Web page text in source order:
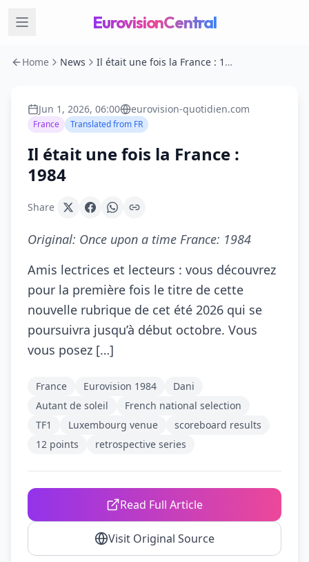
EurovisionCentral
Home News Il était une fois la France : 1984
Jun 1, 2026, 06:00 eurovision-quotidien.com
France Translated from FR
Il était une fois la France :
1984
Share
Original: Once upon a time France: 1984
Amis lectrices et lecteurs : vous découvrez
pour la première fois le titre de cette
nouvelle rubrique de cet été 2026 qui se
poursuivra jusqu’à début octobre. Vous
vous posez […]
France Eurovision 1984
Dani
Autant de soleil
French national selection
TF1
Luxembourg venue
scoreboard results
12 points
retrospective series
Read Full Article
Visit Original Source